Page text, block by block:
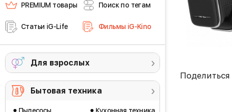
PREMIUM товары Поиск по тегам
Статьи iG-Life Фильмы iG-Kino
Для взрослых
Бытовая техника
Поделиться